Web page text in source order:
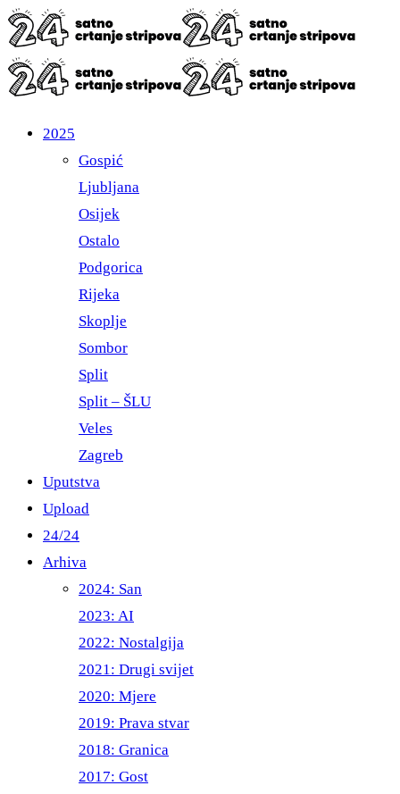
2025
Gospić
Ljubljana
Osijek
Ostalo
Podgorica
Rijeka
Skoplje
Sombor
Split
Split – ŠLU
Veles
Zagreb
Uputstva
Upload
24/24
Arhiva
2024: San
2023: AI
2022: Nostalgija
2021: Drugi svijet
2020: Mjere
2019: Prava stvar
2018: Granica
2017: Gost